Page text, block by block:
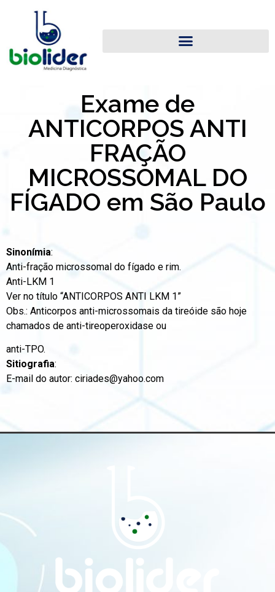
Exame de
ANTICORPOS ANTI
FRAÇÃO
MICROSSOMAL DO
FÍGADO em São Paulo
Sinonímia:
Anti-fração microssomal do fígado e rim.
Anti-LKM 1
Ver no título “ANTICORPOS ANTI LKM 1”
Obs.: Anticorpos anti-microssomais da tireóide são hoje
chamados de anti-tireoperoxidase ou
anti-TPO.
Sitiografia:
E-mail do autor: ciriades@yahoo.com